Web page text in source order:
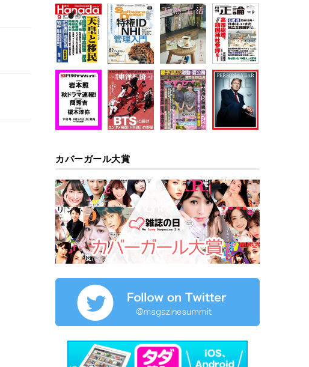
カバーガール大賞